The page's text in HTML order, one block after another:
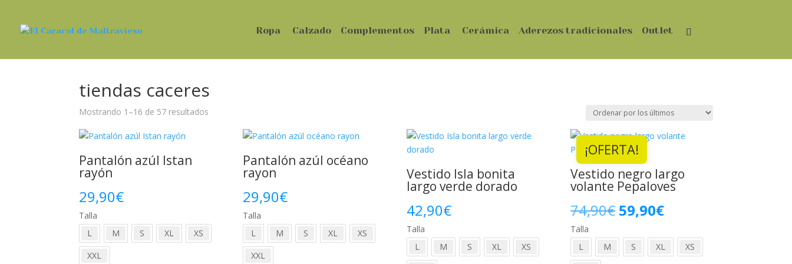
Ropa Calzado Complementos Plata Cerámica Aderezos tradicionales Outlet
tiendas caceres
Mostrando 1–16 de 57 resultados
Pantalón azúl Istan
rayón
29,90€
Talla
L
M S XL
XS
XXL
Pantalón azúl océano
rayon
29,90€
Talla
L
M S XL
XS
XXL
Vestido Isla bonita
largo verde dorado
42,90€
Talla
L
M S XL
XS
¡OFERTA!
Vestido negro largo
volante Pepaloves
74,90€ El
precio
original
59,90€El
precio
actual
Talla
L
M S XL
XS